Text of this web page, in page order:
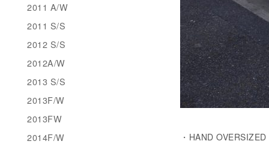
・HAND
2011 A/W
2011 S/S
2012 S/S
2012A/W
2013 S/S
2013F/W
2013FW
2014F/W